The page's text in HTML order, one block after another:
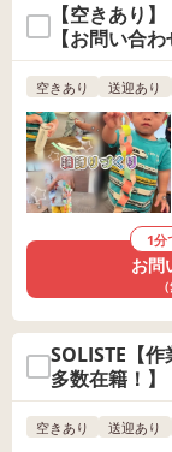
【空きあり
【お問い合
Ｐｅｒｃｈ〜
空きあり 送迎あり
1分
お問
SOLISTE【
多数在籍！
席わずかで
空きあり 送迎あり